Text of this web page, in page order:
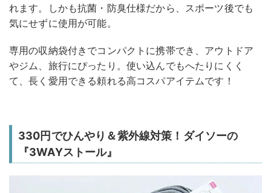
れます。しかも抗菌・防臭仕様だから、スポーツ後でも
気にせずに使用が可能。
専用の収納袋付きでコンパクトに携帯でき、アウトドア
やジム、旅行にぴったり。使い込んでもへたりにくく
て、長く愛用できる頼れる高コスパアイテムです！
330円でひんやり＆紫外線対策！ダイソーの
『3WAYストール』